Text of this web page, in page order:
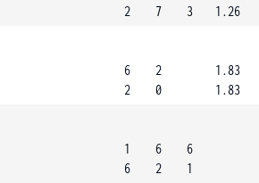
2
7
3
1.26
6
2
2
0
1.83
1.83
1
6
6
2
6
1